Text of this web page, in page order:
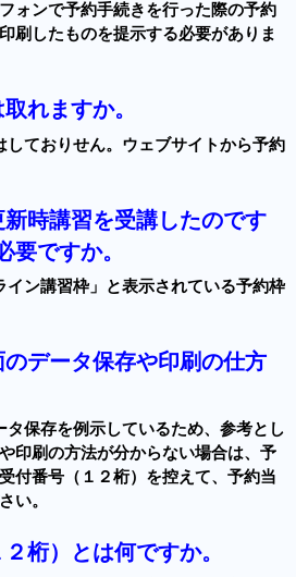
ォンで予約手続きを行った際の予約
刷したものを提示する必要がありま
れますか。
ておりせん。ウェブサイトから予約
時講習を受講したのです
要ですか。
ン講習枠」と表示されている予約枠
データ保存や印刷の仕方
保存を例示しているため、参考とし
印刷の方法が分からない場合は、予
付番号（１２桁）を控えて、予約当
い。
桁）とは何ですか。